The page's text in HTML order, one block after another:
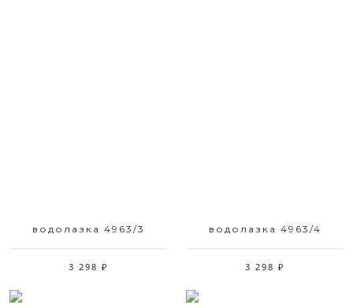
водолазка 4963/3
3 298 ₽
водолазка 4963/4
3 298 ₽